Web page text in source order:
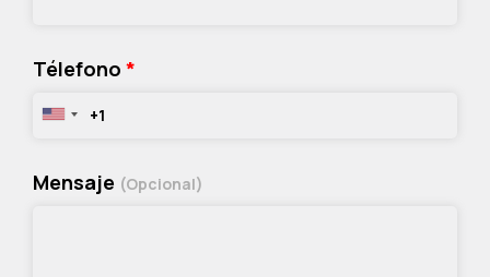
Télefono *
Mensaje (Opcional)